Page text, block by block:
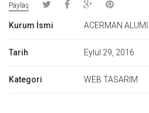
Paylaş
Kurum İsmi ACERMAN
Tarih Eylül 29, 2016
Kategori WEB TASARIM